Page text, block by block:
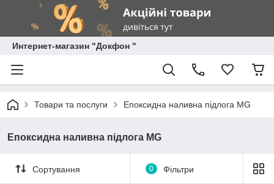
Интернет-магазин "Докфон "
Товари та послуги Епоксидна наливна підлога MG
Епоксидна наливна підлога MG
Сортування 0 Фільтри